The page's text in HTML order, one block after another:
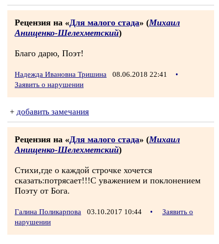
Рецензия на «Для малого стада» (Михаил
Анищенко-Шелехметский)
Благо дарю, Поэт!
Надежда Ивановна Тришина 08.06.2018 22:41
•
Заявить о нарушении
+ добавить замечания
Рецензия на «Для малого стада» (Михаил
Анищенко-Шелехметский)
Стихи,где о каждой строчке хочется
сказать:потрясает!!!С уважением и поклонением
Поэту от Бога.
Галина Поликарпова 03.10.2017 10:44 •
Заявить о
нарушении